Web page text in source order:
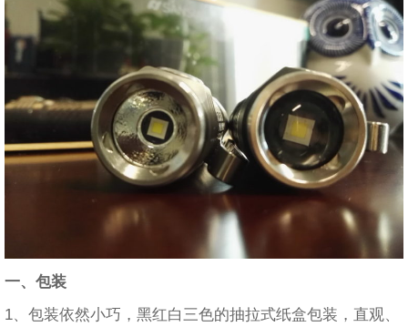
一、包装
1、包装依然小巧，黑红白三色的抽拉式纸盒包装，直观、